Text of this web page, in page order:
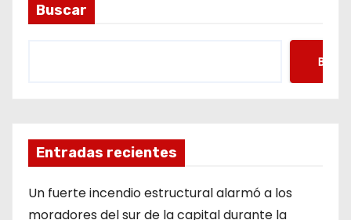
Buscar
Entradas recientes
Un fuerte incendio estructural alarmó a los
moradores del sur de la capital durante la